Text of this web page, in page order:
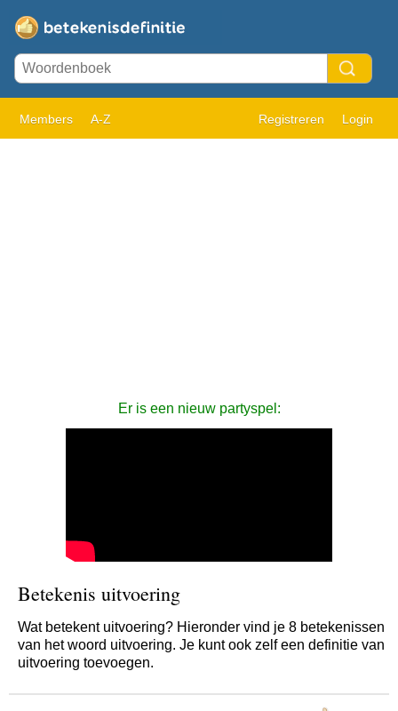
Members A-Z Registreren Login
Er is een nieuw partyspel:
Betekenis uitvoering
Wat betekent uitvoering? Hieronder vind je 8 betekenissen
van het woord uitvoering. Je kunt ook zelf een definitie van
uitvoering toevoegen.